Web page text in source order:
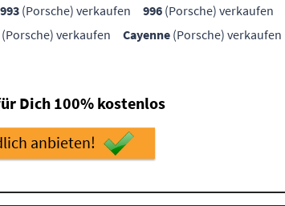
993 (Porsche) verkaufen 996 (Porsche) verkaufen
(Porsche) verkaufen Cayenne (Porsche) verkaufen
Dich 100% kostenlos
anbieten!